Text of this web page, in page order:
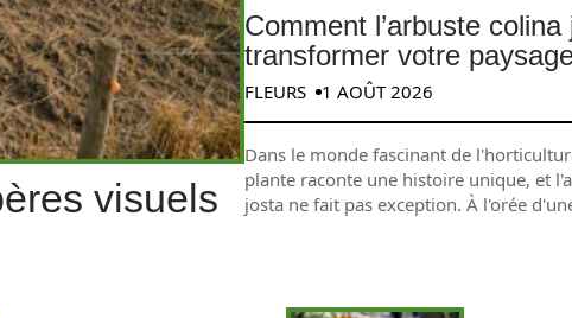
visuels
Comment l’arbuste
transformer votre
FLEURS 1 AOÛT 2026
Dans le monde fascinant de
plante raconte une histoire unique, et
josta ne fait pas exception. À l'orée